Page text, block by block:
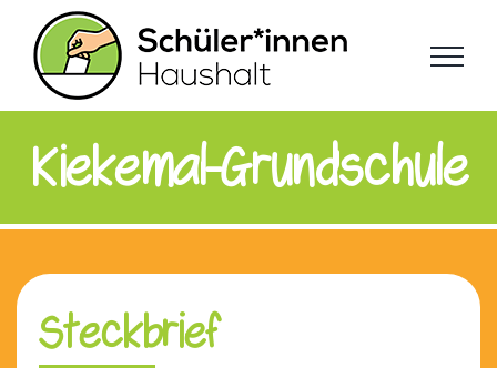
Inhalt
springen
Kiekemal-Grundschule
Steckbrief